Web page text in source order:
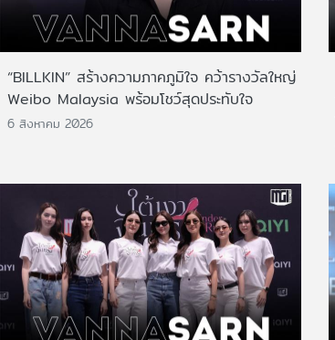
“BILLKIN” สร้างความภาคภูมิใจ คว้ารางวัลใหญ่
Weibo Malaysia พร้อมโชว์สุดประทับใจ
6 สิงหาคม 2026